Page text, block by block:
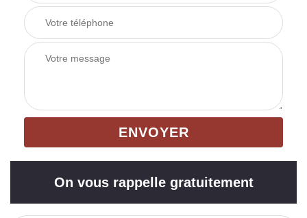
On vous rappelle gratuitement